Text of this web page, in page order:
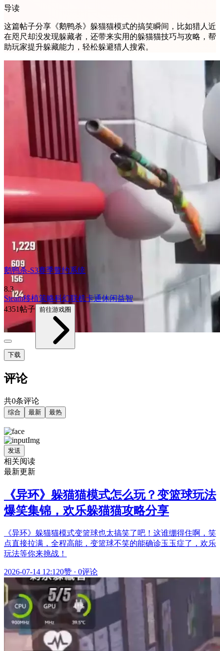
导读
这篇帖子分享《鹅鸭杀》躲猫猫模式的搞笑瞬间，比如猎人近
在咫尺却没发现躲藏者，还带来实用的躲猫猫技巧与攻略，帮
助玩家提升躲藏能力，轻松躲避猎人搜索。
鹅鸭杀-S3赛季誓约系统
8.3
Steam移植策略科幻联机卡通休闲益智
4351帖子 前往游戏圈
下载
评论
共0条评论
综合 最新 最热
发送
相关阅读
最新更新
《异环》躲猫猫模式怎么玩？变篮球玩法
爆笑集锦，欢乐躲猫猫攻略分享
《异环》躲猫猫模式变篮球也太搞笑了吧！这谁绷得住啊，笑
点直接拉满，全程高能，变篮球不笑的能确诊玉玉症了，欢乐
玩法等你来挑战！
2026-07-14 12:120赞 · 0评论